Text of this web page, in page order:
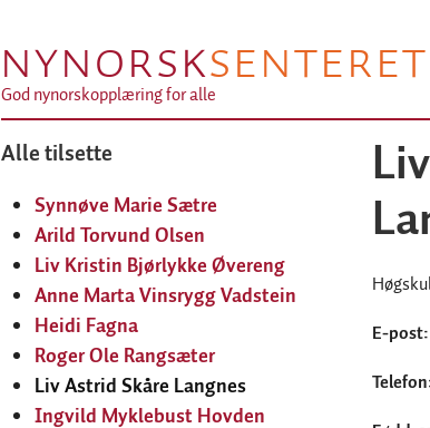
NYNORSKSENTERET
God nynorskopplæring for alle
Alle tilsette
Synnøve Marie Sætre
Arild Torvund Olsen
Liv Kristin Bjørlykke Øvereng
Anne Marta Vinsrygg Vadstein
Heidi Fagna
Roger Ole Rangsæter
Liv Astrid Skåre Langnes
Ingvild Myklebust Hovden
E-post: